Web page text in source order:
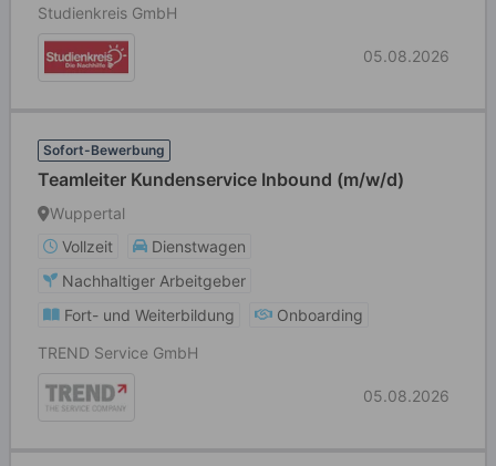
Studienkreis GmbH
05.08.2026
Sofort-Bewerbung
Teamleiter Kundenservice Inbound (m/w/d)
Wuppertal
Vollzeit
Dienstwagen
Nachhaltiger Arbeitgeber
Fort- und Weiterbildung
Onboarding
TREND Service GmbH
05.08.2026